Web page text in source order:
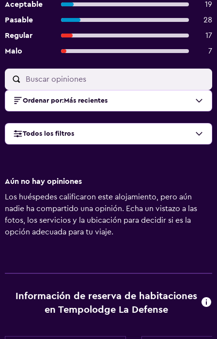
Aceptable
19
Pasable
28
Regular
17
Malo
7
Ordenar por: Más recientes
Todos los filtros
Aún no hay opiniones
Los huéspedes calificaron este alojamiento, pero aún
nadie ha compartido una opinión. Echa un vistazo a las
fotos, los servicios y la ubicación para decidir si es la
opción adecuada para tu viaje.
Información de reserva de habitaciones
en Tempolodge La Defense